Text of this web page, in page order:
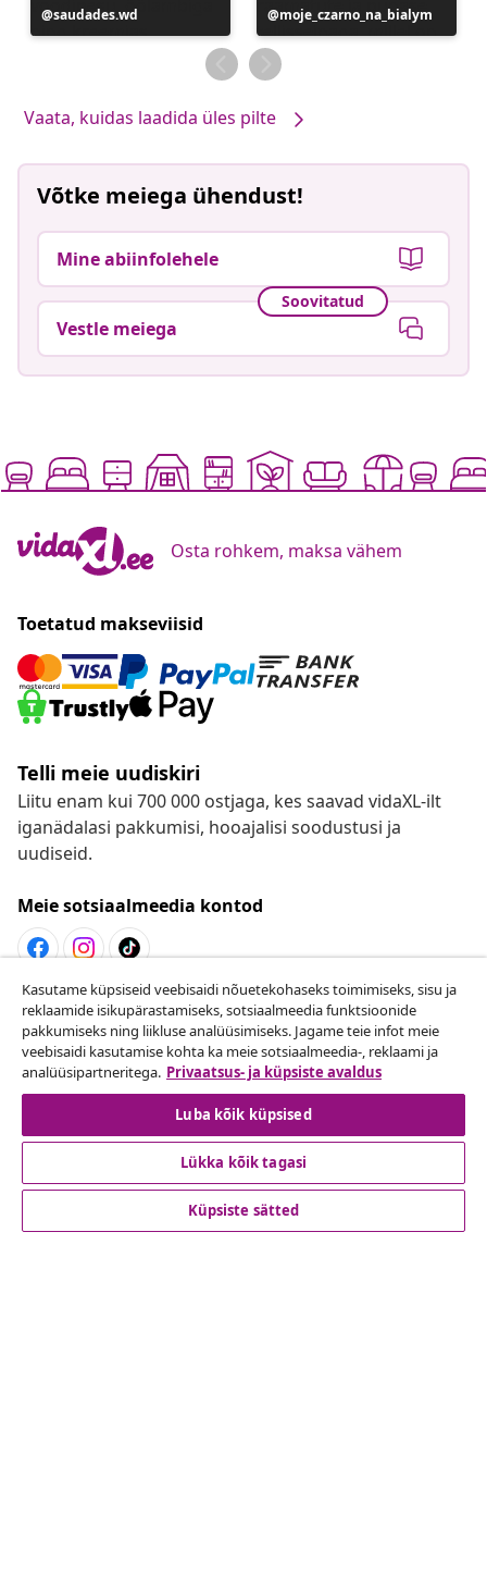
Postitus
avaldatud
saudades.wd
Postitus
avaldatud
moje_czarno_na_bialym
Vaata, kuidas laadida üles pilte
Võtke meiega ühendust!
Mine abiinfolehele
Soovitatud
Vestle meiega
Osta rohkem, maksa vähem
Toetatud makseviisid
Telli meie uudiskiri
Liitu enam kui 700 000 ostjaga, kes saavad vidaXL-ilt
iganädalasi pakkumisi, hooajalisi soodustusi ja
uudiseid.
Meie sotsiaalmeedia kontod
Lepingust taganemine
Esita oma tellimuse kohta tagastamissoov.
Lepingust taganemine
Klienditeenindus
Kasutame küpsiseid veebisaidi nõuetekohaseks toimimiseks, sisu ja
reklaamide isikupärastamiseks, sotsiaalmeedia funktsioonide
pakkumiseks ning liikluse analüüsimiseks. Jagame teie infot meie
veebisaidi kasutamise kohta ka meie sotsiaalmeedia-, reklaami ja
analüüsipartneritega. Privaatsus- ja küpsiste avaldus
Luba kõik küpsised
Lükka kõik tagasi
Küpsiste sätted